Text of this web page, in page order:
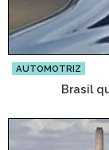
AUTOMOTRIZ
Brasil